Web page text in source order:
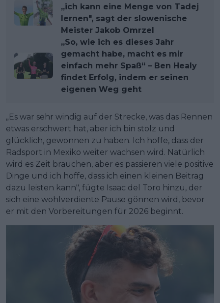
„ich kann eine Menge von Tadej
lernen", sagt der slowenische
Meister Jakob Omrzel
„So, wie ich es dieses Jahr
gemacht habe, macht es mir
einfach mehr Spaß“ – Ben Healy
findet Erfolg, indem er seinen
eigenen Weg geht
„Es war sehr windig auf der Strecke, was das Rennen
etwas erschwert hat, aber ich bin stolz und
glücklich, gewonnen zu haben. Ich hoffe, dass der
Radsport in Mexiko weiter wachsen wird. Natürlich
wird es Zeit brauchen, aber es passieren viele positive
Dinge und ich hoffe, dass ich einen kleinen Beitrag
dazu leisten kann", fügte Isaac del Toro hinzu, der
sich eine wohlverdiente Pause gönnen wird, bevor
er mit den Vorbereitungen für 2026 beginnt.